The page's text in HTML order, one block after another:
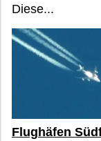
Diese...
Flughäfen